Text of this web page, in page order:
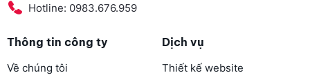
Hotline: 0983.676.959
Thông tin công ty
Về chúng tôi
Dịch vụ
Thiết kế website